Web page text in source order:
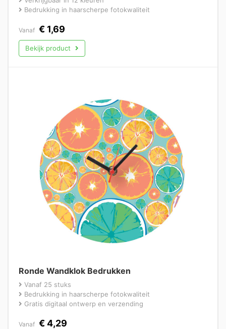
Bedrukking in haarscherpe fotokwaliteit
Vanaf € 1,69
Bekijk product
Ronde Wandklok Bedrukken
Vanaf 25 stuks
Bedrukking in haarscherpe fotokwaliteit
Gratis digitaal ontwerp en verzending
Vanaf €4,29